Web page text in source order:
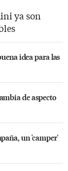
ya son
idea para las
de aspecto
un 'camper'